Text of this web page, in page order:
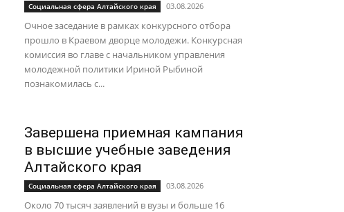
Социальная сфера Алтайского края 03.08.2026
Очное заседание в рамках конкурсного отбора
прошло в Краевом дворце молодежи. Конкурсная
комиссия во главе с начальником управления
молодежной политики Ириной Рыбиной
познакомилась с...
Завершена приемная кампания
в высшие учебные заведения
Алтайского края
Социальная сфера Алтайского края 03.08.2026
Около 70 тысяч заявлений в вузы и больше 16